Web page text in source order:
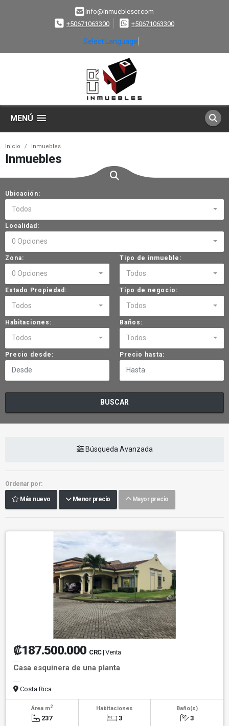
info@inmueblescr.com
+50671063300
+50671063300
Select Language
MENÚ
Inicio Inmuebles
Inmuebles
Ubicación:
Todos
Localidad:
0 Opciones
Zona:
0 Opciones
Tipo de inmueble:
Todos
Estado Propiedad:
Todos
Tipo de negocio:
Todos
Habitaciones:
Todos
Baños:
Todos
Precio desde: Precio hasta:
BUSCAR
Búsqueda Avanzada
Ordenar por:
Más nuevo Menor precio Mayor precio
₡187.500.000 CRC| Venta
Casa esquinera de una planta
Costa Rica
Área m2
237
Habitaciones
3
Baño(s)
3